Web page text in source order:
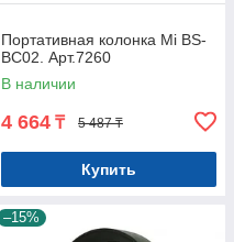
Портативная колонка Mi BS-
BC02. Арт.7260
В наличии
4 664 ₸ 5 487 ₸
Купить
–15%